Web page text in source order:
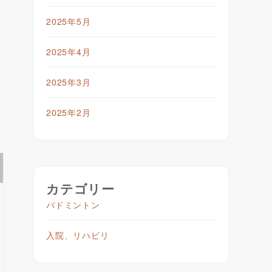
2025年5月
2025年4月
2025年3月
2025年2月
カテゴリー
バドミントン
入院、リハビリ